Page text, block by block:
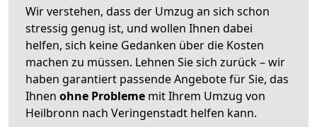
Wir verstehen, dass der Umzug an sich schon
stressig genug ist, und wollen Ihnen dabei
helfen, sich keine Gedanken über die Kosten
machen zu müssen. Lehnen Sie sich zurück – wir
haben garantiert passende Angebote für Sie, das
Ihnen ohne Probleme mit Ihrem Umzug von
Heilbronn nach Veringenstadt helfen kann.